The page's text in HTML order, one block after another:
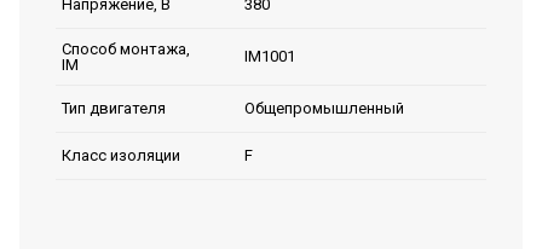
Напряжение, В 380
Способ монтажа,
IM
IM1001
Тип двигателя Общепромышленный
Класс изоляции F